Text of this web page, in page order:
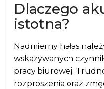
Dlaczego
istotna?
Nadmierny hałas
wskazywanych
pracy biurowej.
rozproszenia oraz